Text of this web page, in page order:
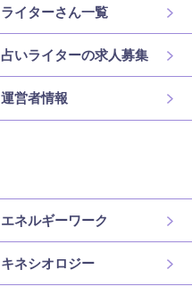
ライターさん一覧
占いライターの求人募集
運営者情報
エネルギーワーク
キネシオロジー